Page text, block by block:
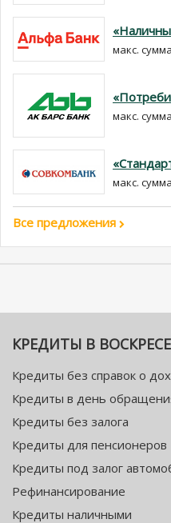
макс. сумма
макс. сумма
макс. сумма
Все предложения
КРЕДИТЫ В
Кредиты без справок о
Кредиты в день
Кредиты без залога
Кредиты для пенсионеров
Кредиты под залог
Рефинансирование
Кредиты наличными